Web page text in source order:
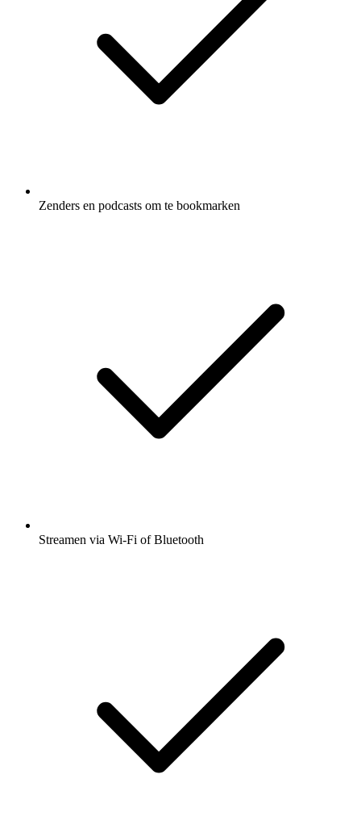
Zenders en podcasts om te bookmarken
Streamen via Wi-Fi of Bluetooth